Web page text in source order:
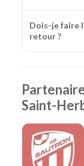
Dois-je faire
retour ?
Saint-